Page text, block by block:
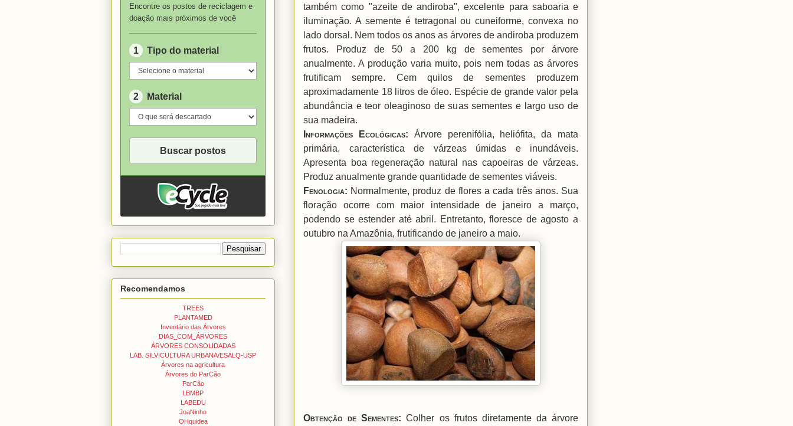
também como "azeite de andiroba", excelente para saboaria e
iluminação. A semente é tetragonal ou cuneiforme, convexa no
lado dorsal. Nem todos os anos as árvores de andiroba produzem
frutos. Produz de 50 a 200 kg de sementes por árvore
anualmente. A produção varia muito, pois nem todas as árvores
frutificam sempre. Cem quilos de sementes produzem
aproximadamente 18 litros de óleo. Espécie de grande valor pela
abundância e teor oleaginoso de suas sementes e largo uso de
sua madeira.
Informações Ecológicas: Árvore perenifólia, heliófita, da mata
primária, característica de várzeas úmidas e inundáveis.
Apresenta boa regeneração natural nas capoeiras de várzeas.
Produz anualmente grande quantidade de sementes viáveis.
Fenologia: Normalmente, produz de flores a cada três anos. Sua
floração ocorre com maior intensidade de janeiro a março,
podendo se estender até abril. Entretanto, floresce de agosto a
outubro na Amazônia, frutificando de janeiro a maio.
Obtenção de Sementes: Colher os frutos diretamente da árvore
Recomendamos
TREES
PLANTAMED
Inventário das Árvores
DIAS_COM_ÁRVORES
ÁRVORES CONSOLIDADAS
LAB. SILVICULTURA URBANA/ESALQ-USP
Árvores na agricultura
Árvores do ParCão
ParCão
LBMBP
LABEDU
JoaNinho
OHquidea